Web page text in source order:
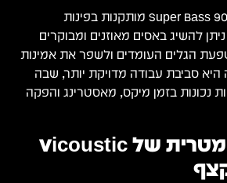
כאשר מספר יחידות Super Bass 90 מותקנות בפינות
להשיג באסים מאוזנים ומבוקרים
הגלים העומדים ולשפר את אמינות
היא סביבת עבודה מדויקת יותר, שבה
נכונות בזמן מיקס, מאסטרינג והפקה
הצורה הגיאומטרית של Vicoustic